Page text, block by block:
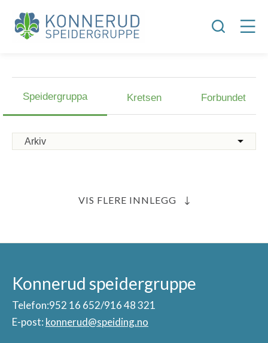
Speidergruppa Kretsen Forbundet
VIS FLERE INNLEGG
Konnerud speidergruppe
Telefon:952 16 652/916 48 321
E-post: konnerud@speiding.no